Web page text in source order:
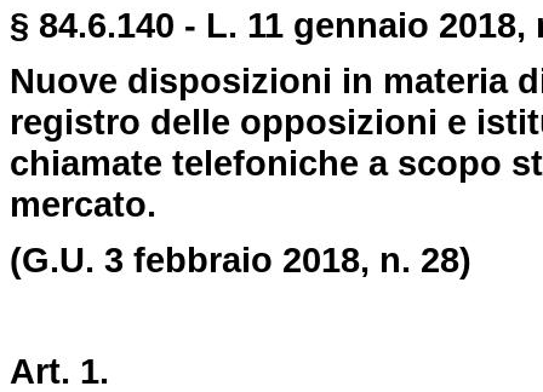
§ 84.6.140 - L. 11 gennaio 2018,
Nuove disposizioni in materia
registro delle opposizioni e
chiamate telefoniche a scopo
mercato.
(G.U. 3 febbraio 2018, n. 28)
Art. 1.